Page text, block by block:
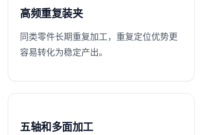
高频重复装夹
同类零件长期重复加工，重复定位优势更
容易转化为稳定产出。
五轴和多面加工